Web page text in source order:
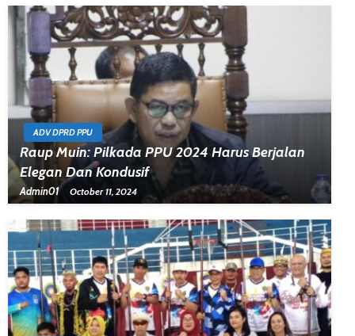
ADV DPRD PPU
Raup Muin: Pilkada PPU 2024 Harus Berjalan
Elegan Dan Kondusif
Admin01 October 11, 2024